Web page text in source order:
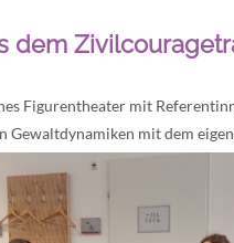
dem
Figurentheater mit
Gewaltdynamiken mit dem